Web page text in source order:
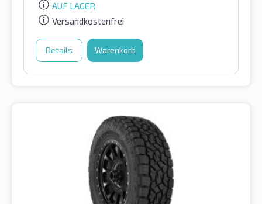
AUF LAGER
Versandkostenfrei
Details Warenkorb